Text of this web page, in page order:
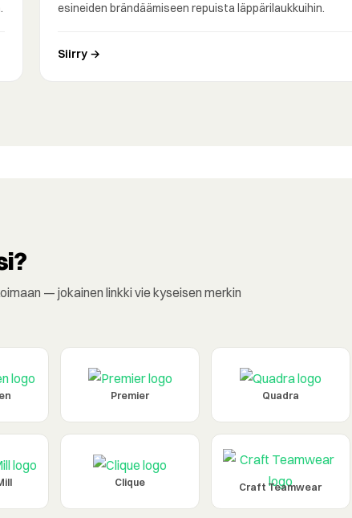
esineiden brändäämiseen repuista läppärilaukkuihin.
Siirry →
— jokainen linkki vie kyseisen merkin
Premier Quadra
Clique Craft Teamwear